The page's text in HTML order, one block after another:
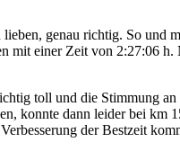
genau richtig. So und
mit einer Zeit von 2:27:06
toll und die Stimmung
konnte dann leider bei km
der Bestzeit